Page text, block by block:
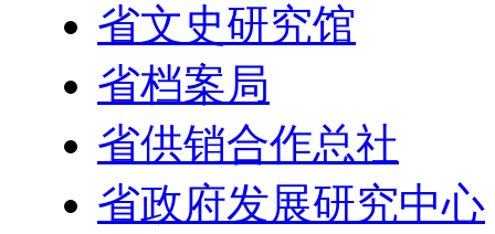
省文史研究馆
省档案局
省供销合作总社
省政府发展研究中心